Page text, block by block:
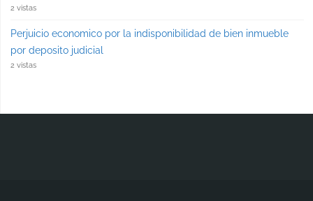
2 vistas
Perjuicio economico por la indisponibilidad de bien inmueble
por deposito judicial
2 vistas